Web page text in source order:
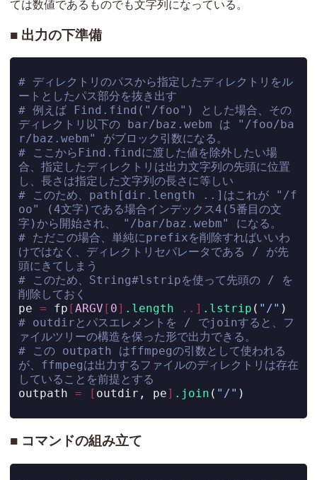
ては数値であるものでも文字列になっている。
出力の下準備
# ディレクトリのパスから指定したディレクトリをル
ートとしたパス部分を抜き出す
# 例えば Find.find("/foo") とした場合、その
ディレクトリ以下の bar/baz.webm は "/foo/ba
r/baz.webm" がブロック引数になる。
# ここからFind.findに渡した値を除外したい場
合、指定したディレクトリは出力文字列の先頭に位置
し、長さは指定した文字列の長さに等しい
# このため、path[dir.length ..]はこれが "/f
oo" (4文字)である場合インデックス4(5番目の文
字)から開始され、 "/bar/baz.webm" になる。
# ただこの場合、単純にprefixを削除すればいいわ
けではなく、ディレクトリセパレータである / が先
頭にきてしまう
# このため、String#lstripを使って先頭の / を
削除しておく
pe = fp [ARGV [ 0] .length ..] .lstrip ( "/" )
# outdirとパスエレメントを / でjoinすると、フ
ァイルツリーの構造を保った形で出力できる。
# この outpath はffmpegの引数として使われる
が、ffmpegは出力するファイルのディレクトリは存在
していることを前提とする
outpath = [ outdir, pe] .join ( "/" )
コマンドの組み立て